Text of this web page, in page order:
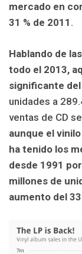
mercado en
31 % de 2011 .
Hablando de
todo el 2013,
significante del
unidades a
ventas de CD
aunque el
ha tenido los
desde 1991
millones de
aumento del